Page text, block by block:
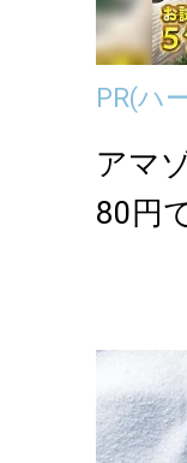
PR(ハ
アマ
80円